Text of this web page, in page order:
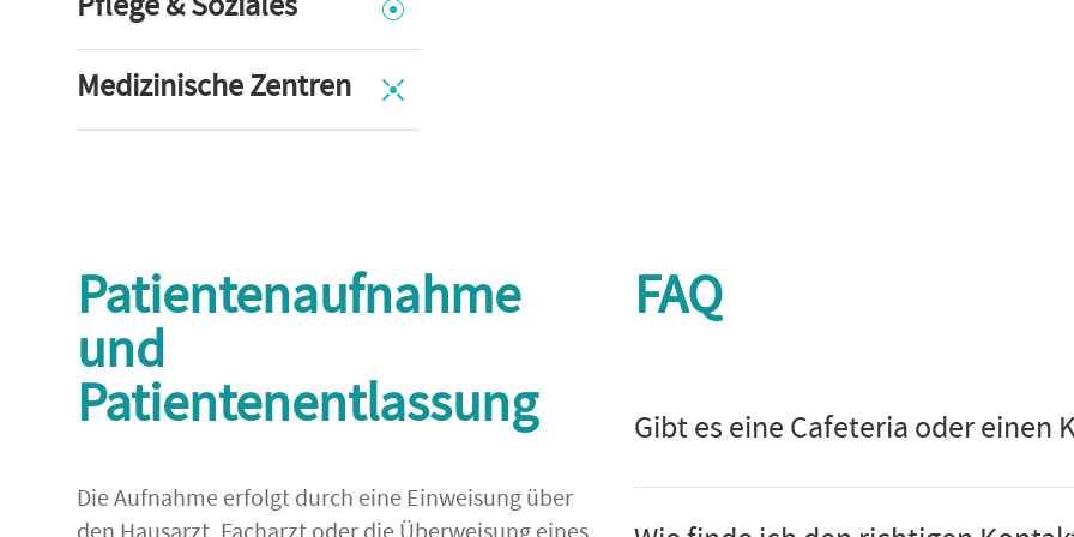
Medizinische Zentren
Patientenaufnahme
und
Patientenentlassung
Die Aufnahme erfolgt durch eine Einweisung über
FAQ
Gibt es eine Cafeteria oder einen